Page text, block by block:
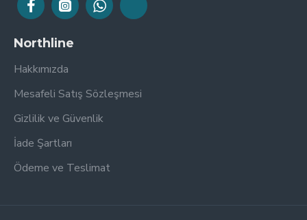
Northline
Hakkımızda
Mesafeli Satış Sözleşmesi
Gizlilik ve Güvenlik
İade Şartları
Ödeme ve Teslimat